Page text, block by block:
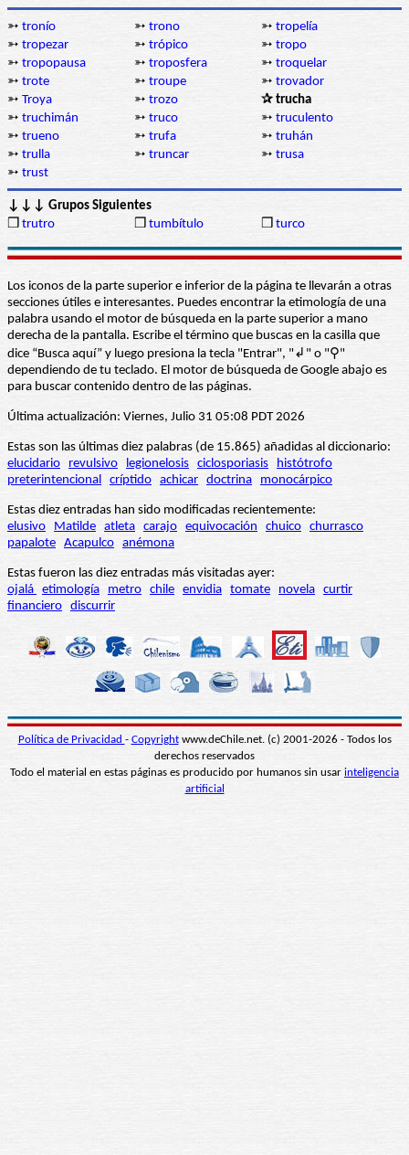
➳ tronío ➳ trono ➳ tropelía
➳ tropezar ➳ trópico ➳ tropo
➳ tropopausa ➳ troposfera ➳ troquelar
➳ trote ➳ troupe ➳ trovador
➳ Troya ➳ trozo
✰ trucha
➳ truchimán ➳ truco ➳ truculento
➳ trueno ➳ trufa ➳ truhán
➳ trulla ➳ truncar ➳ trusa
➳ trust
↓↓↓ Grupos Siguientes
❒ trutro ❒ tumbítulo ❒ turco
Los iconos de la parte superior e inferior de la página te llevarán a otras
secciones útiles e interesantes. Puedes encontrar la etimología de una
palabra usando el motor de búsqueda en la parte superior a mano
derecha de la pantalla. Escribe el término que buscas en la casilla que
dice “Busca aquí” y luego presiona la tecla "Entrar", "↲" o "⚲"
dependiendo de tu teclado. El motor de búsqueda de Google abajo es
para buscar contenido dentro de las páginas.
Última actualización: Viernes, Julio 31 05:08 PDT 2026
Estas son las últimas diez palabras (de 15.865) añadidas al diccionario:
elucidario
revulsivo legionelosis ciclosporiasis
histótrofo
preterintencional
críptido achicar doctrina monocárpico
Estas diez entradas han sido modificadas recientemente:
elusivo
Matilde atleta carajo equivocación chuico churrasco
papalote Acapulco anémona
Estas fueron las diez entradas más visitadas ayer:
ojalá etimología metro chile envidia tomate novela curtir
financiero discurrir
Política de Privacidad - Copyrightwww.deChile.net. (c) 2001-2026 - Todos los
derechos reservados
Todo el material en estas páginas es producido por humanos sin usar inteligencia
artificial